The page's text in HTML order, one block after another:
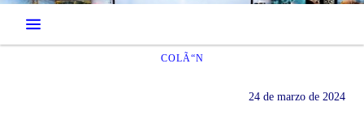
COLÃ“N
24 de marzo de 2024